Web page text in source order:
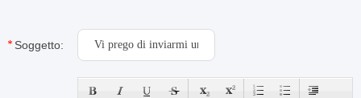
Soggetto: